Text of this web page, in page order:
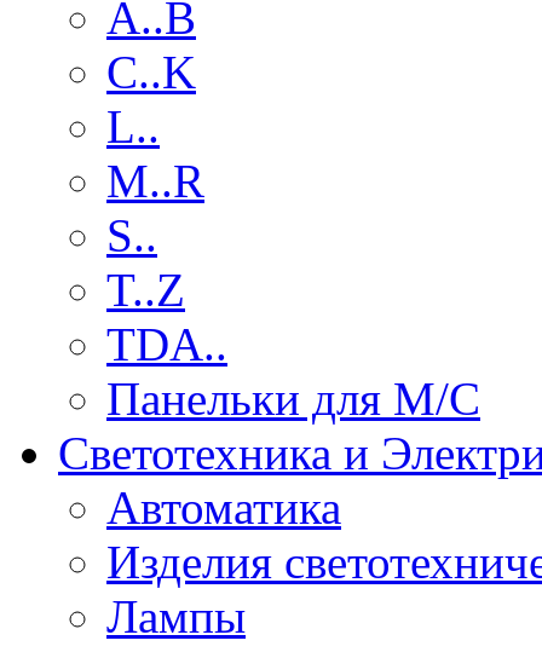
A..B
C..K
L..
M..R
S..
T..Z
TDA..
Панельки для М/С
Светотехника и
Автоматика
Изделия
Лампы